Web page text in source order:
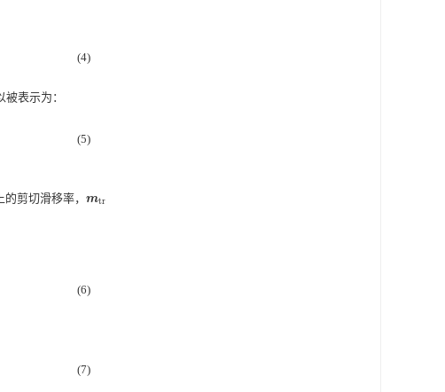
(4)
被表示为：
(5)
的剪切滑移率， mtr
mtr
(6)
(7)